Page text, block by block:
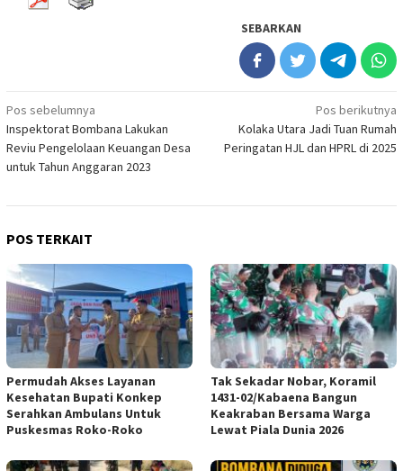
SEBARKAN
Navigasi
pos
Pos sebelumnya
Inspektorat Bombana Lakukan
Reviu Pengelolaan Keuangan Desa
untuk Tahun Anggaran 2023
Pos berikutnya
Kolaka Utara Jadi Tuan Rumah
Peringatan HJL dan HPRL di 2025
POS TERKAIT
Permudah Akses Layanan
Kesehatan Bupati Konkep
Serahkan Ambulans Untuk
Puskesmas Roko-Roko
Tak Sekadar Nobar, Koramil
1431-02/Kabaena Bangun
Keakraban Bersama Warga
Lewat Piala Dunia 2026